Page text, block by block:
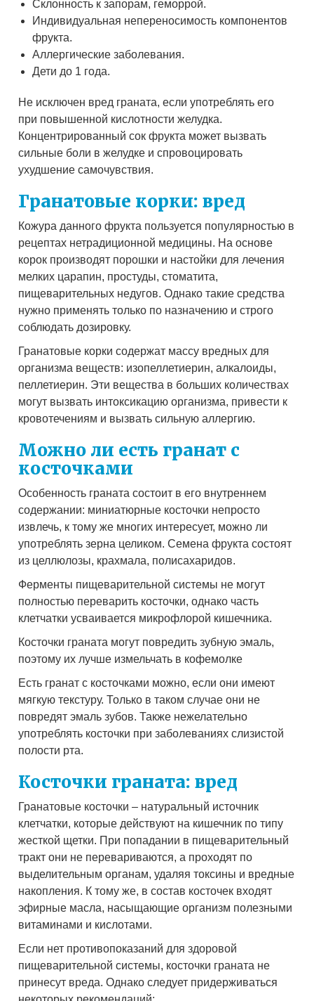
Склонность к запорам, геморрой.
Индивидуальная непереносимость компонентов
фрукта.
Аллергические заболевания.
Дети до 1 года.
Не исключен вред граната, если употреблять его
при повышенной кислотности желудка.
Концентрированный сок фрукта может вызвать
сильные боли в желудке и спровоцировать
ухудшение самочувствия.
Гранатовые корки: вред
Кожура данного фрукта пользуется популярностью в
рецептах нетрадиционной медицины. На основе
корок производят порошки и настойки для лечения
мелких царапин, простуды, стоматита,
пищеварительных недугов. Однако такие средства
нужно применять только по назначению и строго
соблюдать дозировку.
Гранатовые корки содержат массу вредных для
организма веществ: изопеллетиерин, алкалоиды,
пеллетиерин. Эти вещества в больших количествах
могут вызвать интоксикацию организма, привести к
кровотечениям и вызвать сильную аллергию.
Можно ли есть гранат с
косточками
Особенность граната состоит в его внутреннем
содержании: миниатюрные косточки непросто
извлечь, к тому же многих интересует, можно ли
употреблять зерна целиком. Семена фрукта состоят
из целлюлозы, крахмала, полисахаридов.
Ферменты пищеварительной системы не могут
полностью переварить косточки, однако часть
клетчатки усваивается микрофлорой кишечника.
Косточки граната могут повредить зубную эмаль,
поэтому их лучше измельчать в кофемолке
Есть гранат с косточками можно, если они имеют
мягкую текстуру. Только в таком случае они не
повредят эмаль зубов. Также нежелательно
употреблять косточки при заболеваниях слизистой
полости рта.
Косточки граната: вред
Гранатовые косточки – натуральный источник
клетчатки, которые действуют на кишечник по типу
жесткой щетки. При попадании в пищеварительный
тракт они не перевариваются, а проходят по
выделительным органам, удаляя токсины и вредные
накопления. К тому же, в состав косточек входят
эфирные масла, насыщающие организм полезными
витаминами и кислотами.
Если нет противопоказаний для здоровой
пищеварительной системы, косточки граната не
принесут вреда. Однако следует придерживаться